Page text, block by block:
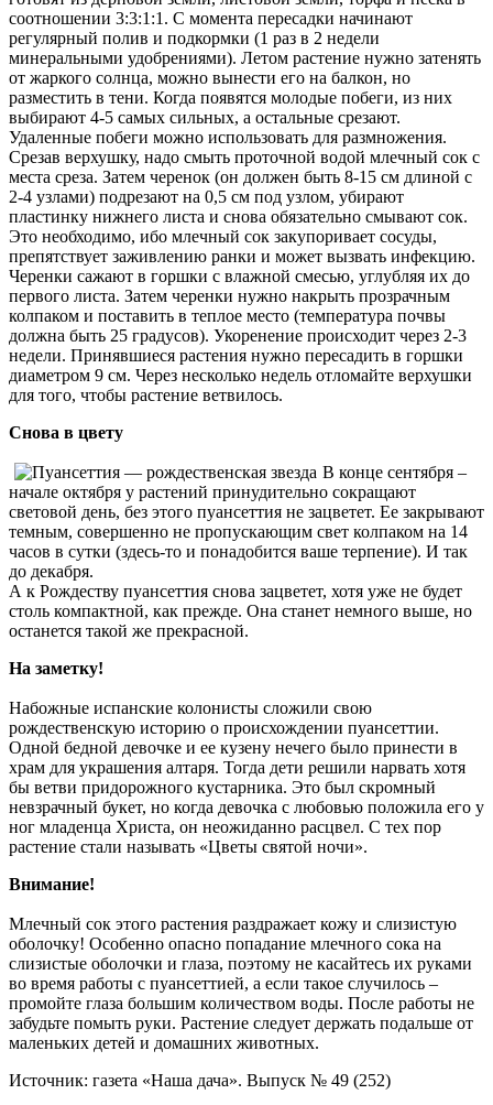
соотношении 3:3:1:1. С момента пересадки начинают
регулярный полив и подкормки (1 раз в 2 недели
минеральными удобрениями). Летом растение нужно затенять
от жаркого солнца, можно вынести его на балкон, но
разместить в тени. Когда появятся молодые побеги, из них
выбирают 4-5 самых сильных, а остальные срезают.
Удаленные побеги можно использовать для размножения.
Срезав верхушку, надо смыть проточной водой млечный сок с
места среза. Затем черенок (он должен быть 8-15 см длиной с
2-4 узлами) подрезают на 0,5 см под узлом, убирают
пластинку нижнего листа и снова обязательно смывают сок.
Это необходимо, ибо млечный сок закупоривает сосуды,
препятствует заживлению ранки и может вызвать инфекцию.
Черенки сажают в горшки с влажной смесью, углубляя их до
первого листа. Затем черенки нужно накрыть прозрачным
колпаком и поставить в теплое место (температура почвы
должна быть 25 градусов). Укоренение происходит через 2-3
недели. Принявшиеся растения нужно пересадить в горшки
диаметром 9 см. Через несколько недель отломайте верхушки
для того, чтобы растение ветвилось.
Снова в цвету
В конце сентября –
начале октября у растений принудительно сокращают
световой день, без этого пуансеттия не зацветет. Ее закрывают
темным, совершенно не пропускающим свет колпаком на 14
часов в сутки (здесь-то и понадобится ваше терпение). И так
до декабря.
А к Рождеству пуансеттия снова зацветет, хотя уже не будет
столь компактной, как прежде. Она станет немного выше, но
останется такой же прекрасной.
На заметку!
Набожные испанские колонисты сложили свою
рождественскую историю о происхождении пуансеттии.
Одной бедной девочке и ее кузену нечего было принести в
храм для украшения алтаря. Тогда дети решили нарвать хотя
бы ветви придорожного кустарника. Это был скромный
невзрачный букет, но когда девочка с любовью положила его у
ног младенца Христа, он неожиданно расцвел. С тех пор
растение стали называть «Цветы святой ночи».
Внимание!
Млечный сок этого растения раздражает кожу и слизистую
оболочку! Особенно опасно попадание млечного сока на
слизистые оболочки и глаза, поэтому не касайтесь их руками
во время работы с пуансеттией, а если такое случилось –
промойте глаза большим количеством воды. После работы не
забудьте помыть руки. Растение следует держать подальше от
маленьких детей и домашних животных.
Источник: газета «Наша дача». Выпуск № 49 (252)